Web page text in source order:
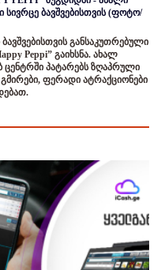
ბავშვებისთვის (ფოტო/
განსაკუთრებული
Peppi” გაიხსნა. ახალ
ცენტრში პატარებს ზღაპრული
ფერადი ატრაქციონები